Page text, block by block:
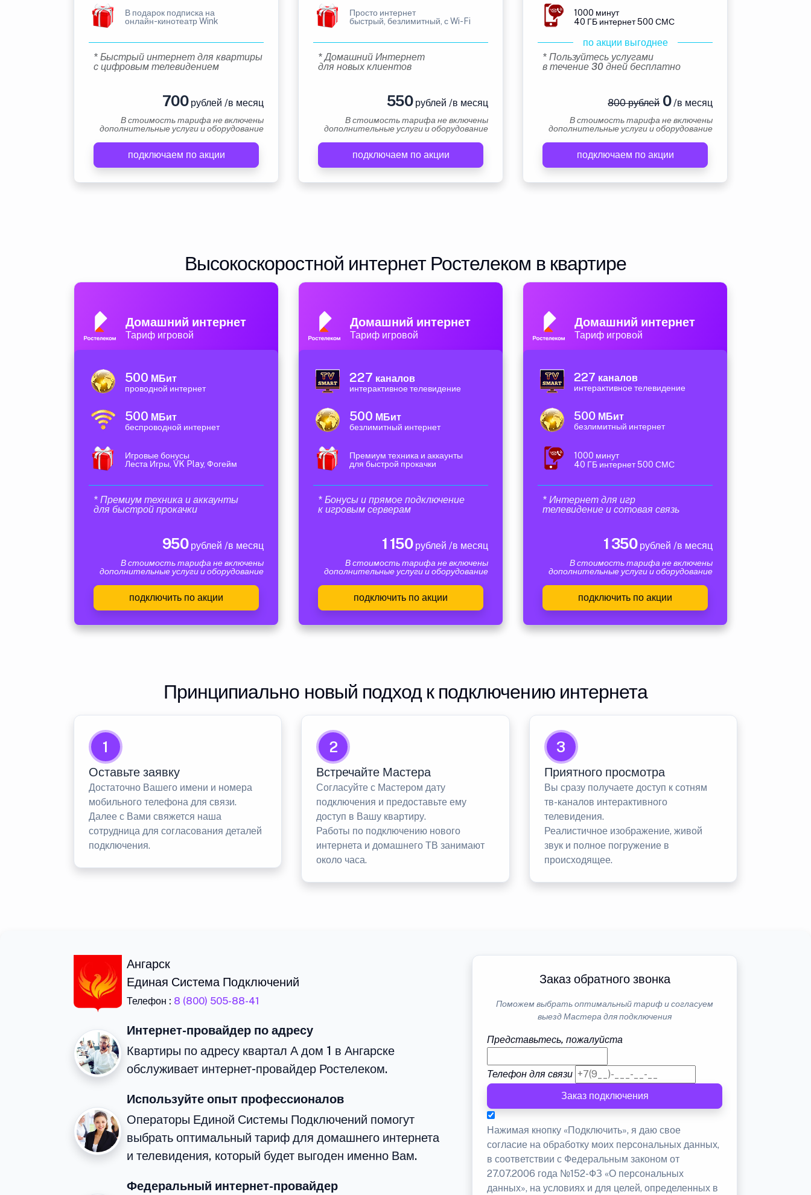
В подарок подписка на
онлайн-кинотеатр Wink
* Быстрый интернет для квартиры
с цифровым телевидением
700рублей /в месяц
В стоимость тарифа не включены
дополнительные услуги и оборудование
подключаем по акции
Просто интернет
быстрый, безлимитный, с Wi-Fi
* Домашний Интернет
для новых клиентов
550рублей /в месяц
В стоимость тарифа не включены
дополнительные услуги и оборудование
подключаем по акции
1000 минут
40 ГБ интернет 500 СМС
по акции выгоднее
* Пользуйтесь услугами
в течение 30 дней бесплатно
800 рублей0/в месяц
В стоимость тарифа не включены
дополнительные услуги и оборудование
подключаем по акции
Высокоскоростной интернет Ростелеком в квартире
Домашний интернет
Тариф игровой
500 МБит
проводной интернет
500 МБит
беспроводной интернет
Игровые бонусы
Леста Игры, VK Play, Фогейм
* Премиум техника и аккаунты
для быстрой прокачки
950рублей /в месяц
В стоимость тарифа не включены
дополнительные услуги и оборудование
подключить по акции
Домашний интернет
Тариф игровой
227 каналов
интерактивное телевидение
500 МБит
безлимитный интернет
Премиум техника и аккаунты
для быстрой прокачки
* Бонусы и прямое подключение
к игровым серверам
1 150рублей /в месяц
В стоимость тарифа не включены
дополнительные услуги и оборудование
подключить по акции
Домашний интернет
Тариф игровой
227 каналов
интерактивное телевидение
500 МБит
безлимитный интернет
1000 минут
40 ГБ интернет 500 СМС
* Интернет для игр
телевидение и сотовая связь
1 350рублей /в месяц
В стоимость тарифа не включены
дополнительные услуги и оборудование
подключить по акции
Принципиально новый подход к подключению интернета
1
Оставьте заявку
Достаточно Вашего имени и номера
мобильного телефона для связи.
Далее с Вами свяжется наша
сотрудница для согласования деталей
подключения.
2
Встречайте Мастера
Согласуйте с Мастером дату
подключения и предоставьте ему
доступ в Вашу квартиру.
Работы по подключению нового
интернета и домашнего ТВ занимают
около часа.
3
Приятного просмотра
Вы сразу получаете доступ к сотням
тв-каналов интерактивного
телевидения.
Реалистичное изображение, живой
звук и полное погружение в
происходящее.
Ангарск
Единая Система Подключений
Телефон : 8 (800) 505-88-41
Интернет-провайдер по адресу
Квартиры по адресу квартал А дом 1 в Ангарске
обслуживает интернет-провайдер Ростелеком.
Используйте опыт профессионалов
Операторы Единой Системы Подключений помогут
выбрать оптимальный тариф для домашнего интернета
и телевидения, который будет выгоден именно Вам.
Федеральный интернет-провайдер
Заказ обратного звонка
Поможем выбрать оптимальный тариф и согласуем
выезд Мастера для подключения
Представьтесь, пожалуйста
Телефон для связи
Заказ подключения
Нажимая кнопку «Подключить», я даю свое
согласие на обработку моих персональных данных,
в соответствии с Федеральным законом от
27.07.2006 года №152-ФЗ «О персональных
данных», на условиях и для целей, определенных в